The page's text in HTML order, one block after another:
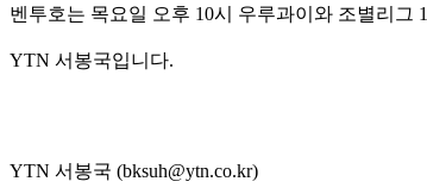
벤투호는 목요일 오후 10시 우루과이와 조별리그
YTN 서봉국입니다.
YTN 서봉국 (bksuh@ytn.co.kr)